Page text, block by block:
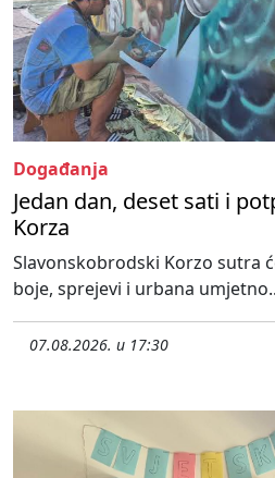
Događanja
Jedan dan, deset sati i
Korza
Slavonskobrodski Korzo sutra
boje, sprejevi i urbana
07.08.2026. u 17:30